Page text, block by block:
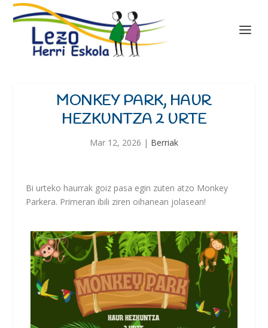
MONKEY PARK, HAUR
HEZKUNTZA 2 URTE
Mar 12, 2026 | Berriak
Bi urteko haurrak goiz pasa egin zuten atzo Monkey
Parkera. Primeran ibili ziren oihanean jolasean!